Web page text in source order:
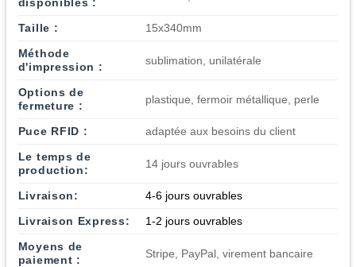
Taille :
15x340mm
Méthode
d'impression :
sublimation, unilatérale
Options de
fermeture :
plastique, fermoir métallique, perle
Puce RFID :
adaptée aux besoins du client
Le temps de
production:
14 jours ouvrables
Livraison:
4-6 jours ouvrables
Livraison Express:
1-2 jours ouvrables
Moyens de
paiement :
Stripe, PayPal, virement bancaire